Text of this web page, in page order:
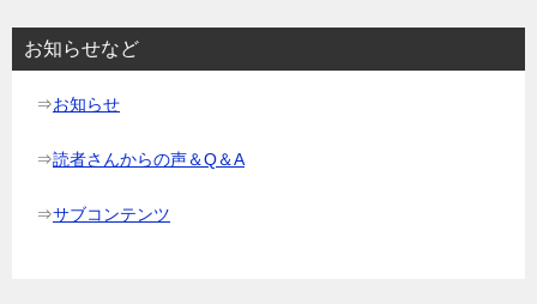
ョ
お知らせなど
⇒お知らせ
⇒読者さんからの声＆Q＆A
⇒サブコンテンツ